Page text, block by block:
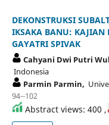
DEKONSTRUKSI
IKSAKA BANU: KAJIAN
GAYATRI SPIVAK
Cahyani Dwi Putri
Indonesia
Parmin Parmin,
94--102
Abstract views: 400 ,